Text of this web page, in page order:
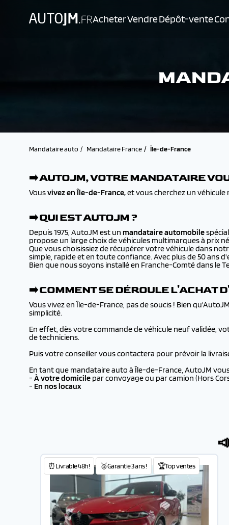
AcheterVendreDépôt-vente
Mandataire auto Mandataire France Île-de-France
➡️ AUTOJM, VOTRE MANDATAIRE
Vousvivez en Île-de-France,et vous cherchez un véhicule
➡️ QUI EST AUTOJM ?
Depuis 1975, AutoJM est un mandataire automobile
propose un large choix de véhicules multimarques à prix
Que vous choisissiez de récupérer votre véhicule dans
simple, rapide et en toute confiance. Avec plus de 50 ans
Bien que nous soyons installé en Franche-Comté dans le
➡️ COMMENT SE DÉROULE L'ACHAT
Vous vivez en Île-de-France, pas de soucis ! Bien
simplicité.
En effet, dès votre commande de véhicule neuf validée,
de techniciens.
Puis votre conseiller vous contactera pour prévoir la
En tant que mandataire auto à Île-de-France, AutoJM
- Àvotre domicile par convoyage ou par camion (Hors
- En nos locaux
⏰Livrable 48h! 🥉Garantie 3 ans ! 🏆Top ventes